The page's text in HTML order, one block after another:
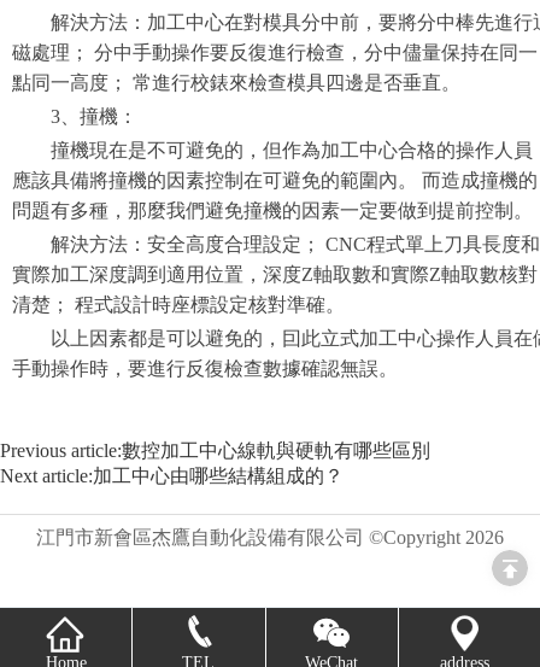
解決方法：加工中心在對模具分中前，要將分中棒先進行
磁處理； 分中手動操作要反復進行檢查，分中儘量保持在同一
點同一高度； 常進行校錶來檢查模具四邊是否垂直。
3、撞機：
撞機現在是不可避免的，但作為加工中心合格的操作人員
應該具備將撞機的因素控制在可避免的範圍內。 而造成撞機的
問題有多種，那麼我們避免撞機的因素一定要做到提前控制。
解決方法：安全高度合理設定； CNC程式單上刀具長度和
實際加工深度調到適用位置，深度Z軸取數和實際Z軸取數核對
清楚； 程式設計時座標設定核對準確。
以上因素都是可以避免的，囙此立式加工中心操作人員在
手動操作時，要進行反復檢查數據確認無誤。
Previous article:數控加工中心線軌與硬軌有哪些區別
Next article:加工中心由哪些結構組成的？
江門市新會區杰鷹自動化設備有限公司 ©Copyright 2026
Home TEL WeChat address